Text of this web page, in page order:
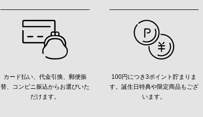
カード払い、代金引換、郵便振
替、コンビニ振込からお選びいた
だけます。
100円につき3ポイント貯まりま
す。誕生日特典や限定商品もござ
います。